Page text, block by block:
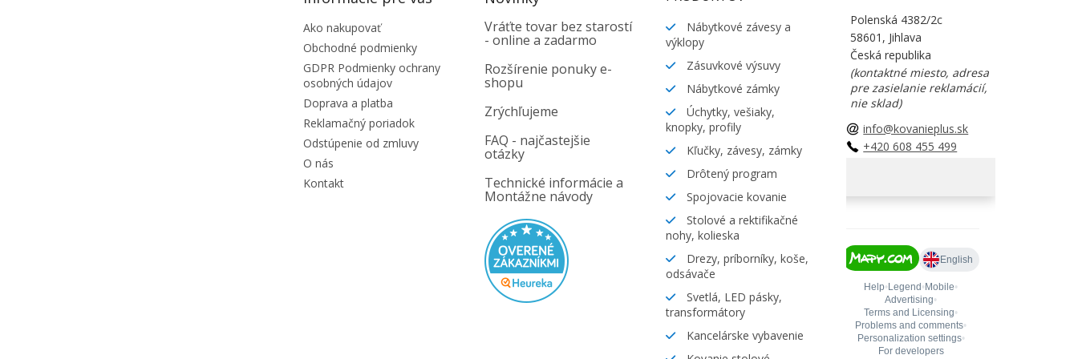
Ako nakupovať
Obchodné podmienky
GDPR Podmienky ochrany
osobných údajov
Doprava a platba
Reklamačný poriadok
Odstúpenie od zmluvy
O nás
Kontakt
Vráťte tovar bez starostí
- online a zadarmo
Rozšírenie ponuky e-
shopu
Zrýchľujeme
FAQ - najčastejšie
otázky
Technické informácie a
Montážne návody
Nábytkové závesy a
výklopy
Zásuvkové výsuvy
Nábytkové zámky
Úchytky, vešiaky,
knopky, profily
Kľučky, závesy, zámky
Drôtený program
Spojovacie kovanie
Stolové a rektifikačné
nohy, kolieska
Drezy, príborníky, koše,
odsávače
Svetlá, LED pásky,
transformátory
Kancelárske vybavenie
Polenská 4382/2c
58601, Jihlava
Česká republika
(kontaktné miesto, adresa
pre zasielanie reklamácií,
nie sklad)
info@kovanieplus.sk
+420 608 455 499